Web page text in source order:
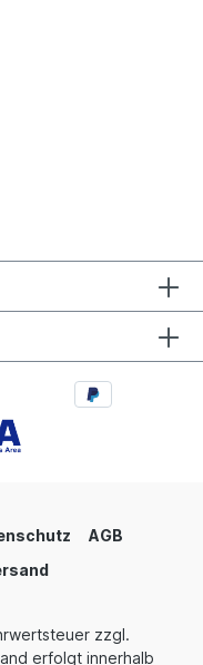
AGB
zzgl.
erfolgt innerhalb